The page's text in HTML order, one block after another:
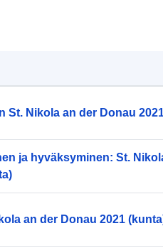
St. Nikola an der Donau
ja hyväksyminen: St.
an der Donau 2021